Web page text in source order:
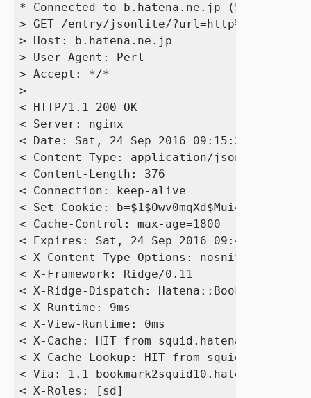
* Connected to b.hatena.ne.jp
> GET /entry/jsonlite/
> Host: b.hatena.ne.jp
> User-Agent: Perl
> Accept: */*
>
< HTTP/1.1 200 OK
< Server: nginx
< Date: Sat, 24 Sep 2016 09:15:36 GMT
< Content-Type: application/json;
< Content-Length: 376
< Connection: keep-alive
< Set-Cookie:
< Cache-Control: max-age=1800
< Expires: Sat, 24 Sep 2016 09:41:38 GMT
< X-Content-Type-Options: nosniff
< X-Framework: Ridge/0.11
< X-Ridge-Dispatch:
< X-Runtime: 9ms
< X-View-Runtime: 0ms
< X-Cache: HIT from squid.hatena.ne.jp
< X-Cache-Lookup: HIT from
< Via: 1.1
< X-Roles: [sd]